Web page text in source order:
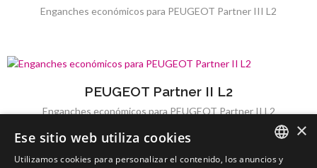
Enganches económicos para PEUGEOT Partner III L2
PEUGEOT Partner II L2
Enganches económicos para PEUGEOT Partner II L2
×
Ese sitio web utiliza cookies
Utilizamos cookies para personalizar el contenido, los anuncios y